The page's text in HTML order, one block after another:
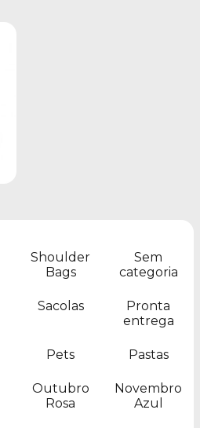
Shoulder
Bags
Sem
categoria
Sacolas
Pronta
entrega
Pets Pastas
Outubro
Rosa
Novembro
Azul